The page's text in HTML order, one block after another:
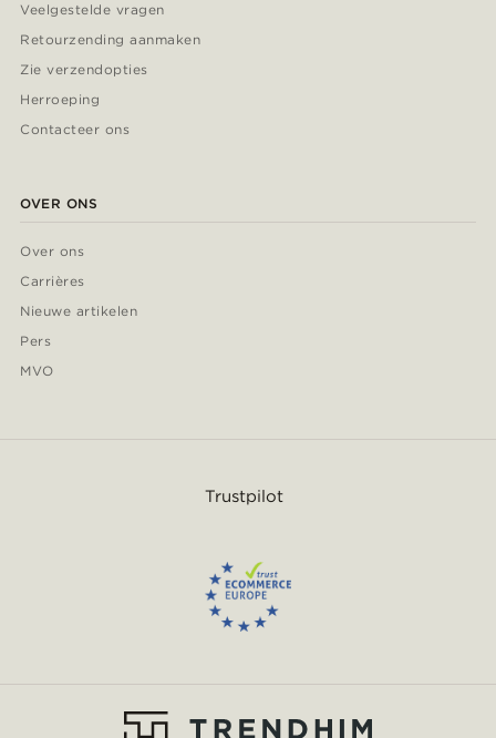
Veelgestelde vragen
Retourzending aanmaken
Zie verzendopties
Herroeping
Contacteer ons
OVER ONS
Over ons
Carrières
Nieuwe artikelen
Pers
MVO
Trustpilot